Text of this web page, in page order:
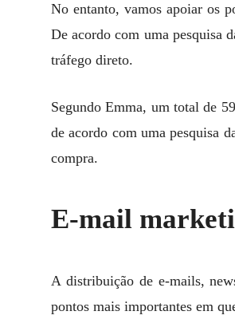
No entanto, vamos apoiar os
De acordo com uma pesquisa
tráfego direto.
Segundo Emma, ​​um total de
de acordo com uma pesquisa
compra.
E-mail
A distribuição de e-mails,
pontos mais importantes em